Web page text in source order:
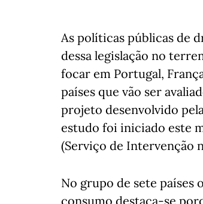
As políticas públicas de
dessa legislação no
focar em Portugal,
países que vão ser
projeto desenvolvido
estudo foi iniciado este
(Serviço de Intervenção
No grupo de sete países
consumo destaca-se